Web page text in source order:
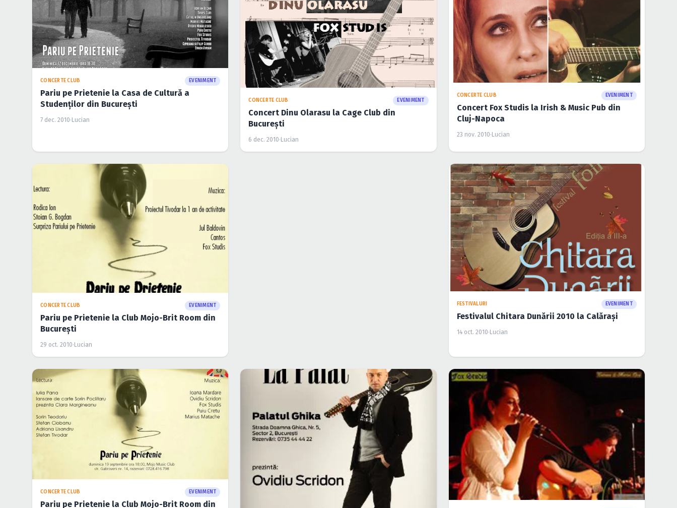
CONCERTE CLUB EVENIMENT
Pariu pe Prietenie la Casa de Cultură a
Studenţilor din Bucureşti
7 dec. 2010· Lucian
CONCERTE CLUB EVENIMENT
Concert Dinu Olarasu la Cage Club din
Bucureşti
6 dec. 2010· Lucian
CONCERTE CLUB EVENIMENT
Concert Fox Studis la Irish & Music Pub din
Cluj-Napoca
23 nov. 2010· Lucian
CONCERTE CLUB EVENIMENT
Pariu pe Prietenie la Club Mojo-Brit Room din
Bucureşti
29 oct. 2010· Lucian
CONCERTE CLUB EVENIMENT
Pariu pe Prietenie la Club Mojo-Brit Room din
Bucureşti